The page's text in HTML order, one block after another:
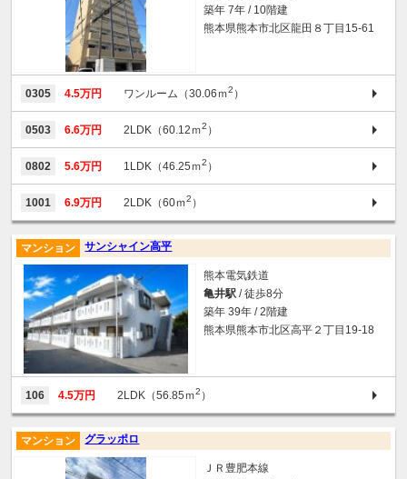
築年 7年 / 10階建
熊本県熊本市北区龍田８丁目15-61
0305 4.5万円 ワンルーム（30.06ｍ2 ）
0503 6.6万円 2LDK（60.12ｍ2 ）
0802 5.6万円 1LDK（46.25ｍ2 ）
1001 6.9万円 2LDK（60ｍ2 ）
サンシャイン高平
マンション
熊本電気鉄道
亀井駅 / 徒歩8分
築年 39年 / 2階建
熊本県熊本市北区高平２丁目19-18
106 4.5万円 2LDK（56.85ｍ2 ）
グラッポロ
マンション
ＪＲ豊肥本線